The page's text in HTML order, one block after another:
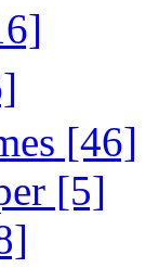
[46]
[5]